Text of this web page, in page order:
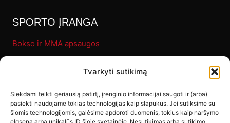
Tvarkyti sutikimą
Siekdami teikti geriausią patirtį, įrenginio informacijai saugoti ir (arba)
pasiekti naudojame tokias technologijas kaip slapukus. Jei sutiksime su
šiomis technologijomis, galėsime apdoroti duomenis, tokius kaip naršymo
SPORTO ĮRANGA
Bokso ir MMA apsaugos
Fitness
Letenos ir makivaros